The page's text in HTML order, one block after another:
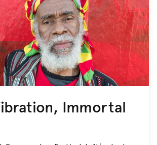
Immortal